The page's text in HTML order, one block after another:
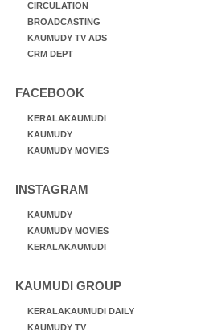
CIRCULATION
BROADCASTING
KAUMUDY TV ADS
CRM DEPT
FACEBOOK
KERALAKAUMUDI
KAUMUDY
KAUMUDY MOVIES
INSTAGRAM
KAUMUDY
KAUMUDY MOVIES
KERALAKAUMUDI
KAUMUDI GROUP
KERALAKAUMUDI DAILY
KAUMUDY TV